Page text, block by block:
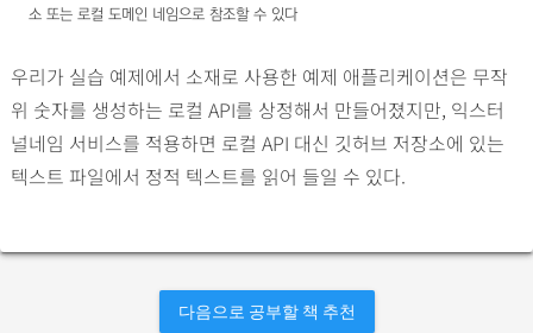
소 또는 로컬 도메인 네임으로 참조할 수 있다
우리가 실습 예제에서 소재로 사용한 예제 애플리케이션은 무작
위 숫자를 생성하는 로컬 API를 상정해서 만들어졌지만, 익스터
널네임 서비스를 적용하면 로컬 API 대신 깃허브 저장소에 있는
텍스트 파일에서 정적 텍스트를 읽어 들일 수 있다.
다음으로 공부할 책 추천